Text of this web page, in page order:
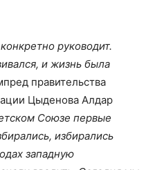
руководит.
и жизнь была
правительства
Цыденова Алдар
Союзе первые
избирались
западную